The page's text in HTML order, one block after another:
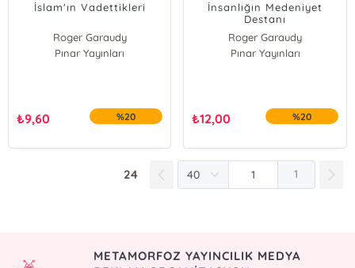
İslam'ın Vadettikleri
Roger Garaudy
Pınar Yayınları
₺9,60 %20
İnsanlığın Medeniyet
Destanı
Roger Garaudy
Pınar Yayınları
₺12,00 %20
24 1
METAMORFOZ YAYINCILIK MEDYA